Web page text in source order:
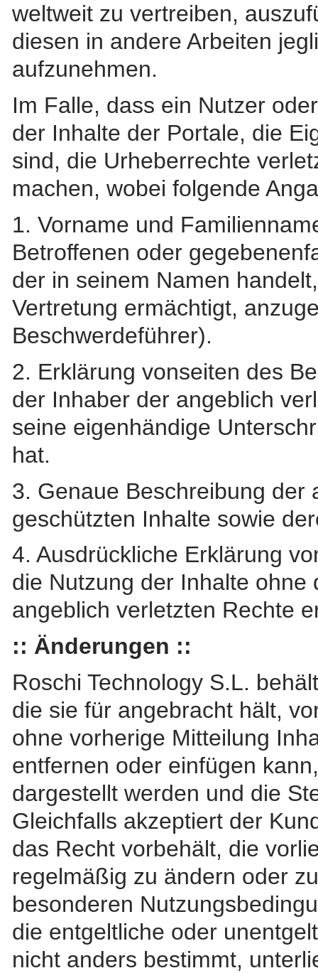
weltweit zu vertreiben,
diesen in andere Arbeiten
aufzunehmen.
Im Falle, dass ein Nutzer
der Inhalte der Portale, die
sind, die Urheberrechte
machen, wobei folgende
1. Vorname und
Betroffenen oder
der in seinem Namen
Vertretung ermächtigt,
Beschwerdeführer).
2. Erklärung vonseiten des
der Inhaber der angeblich
seine eigenhändige
hat.
3. Genaue Beschreibung der
geschützten Inhalte sowie
4. Ausdrückliche Erklärung
die Nutzung der Inhalte
angeblich verletzten Rechte
:: Änderungen ::
Roschi Technology S.L.
die sie für angebracht hält,
ohne vorherige Mitteilung
entfernen oder einfügen
dargestellt werden und die
Gleichfalls akzeptiert der
das Recht vorbehält, die
regelmäßig zu ändern oder
besonderen
die entgeltliche oder
nicht anders bestimmt,